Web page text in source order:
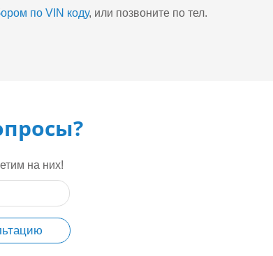
по VIN коду, или позвоните по тел.
на них!